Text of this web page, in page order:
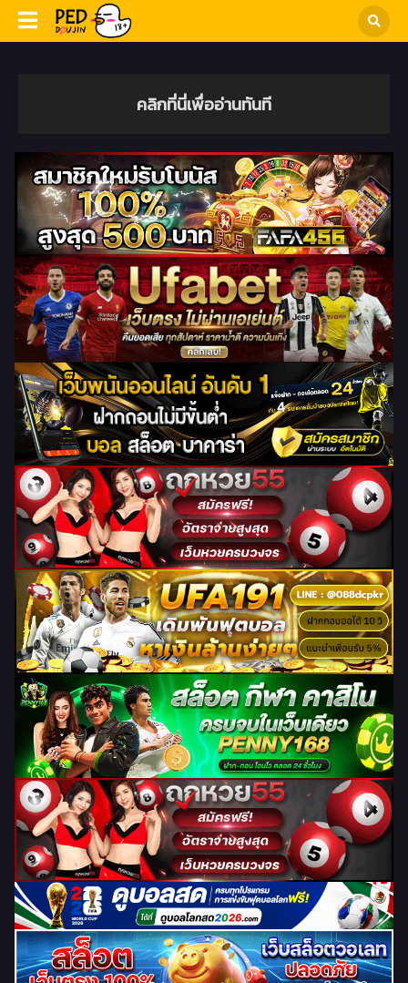
คลิกที่นี่เพื่ออ่านทันที